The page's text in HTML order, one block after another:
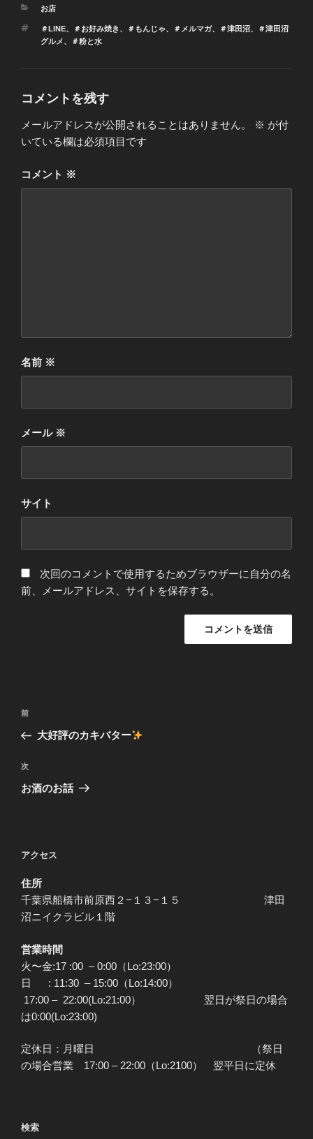
カ
ゴ
リ
お店
タ
グ
＃LINE、 ＃お好み焼き 、 ＃もんじゃ、 ＃メルマガ、 ＃津田沼、
＃津田沼
グルメ、 ＃粉と水
コメントを残す
メールアドレスが公開されることはありません。 ※ が付
いている欄は必須項目です
コメント ※
名前 ※
メール ※
サイト
次回のコメントで使用するためブラウザーに自分の名
前、メールアドレス、サイトを保存する。
投
ナ
ビ
ゲ
ン
前
の
稿
前
大好評のカキバター
次
の
次
お酒のお話
アクセス
住所
千葉県船橋市前原西２−１３−１５ 津田
沼ニイクラビル１階
営業時間
火〜金:17 :00 – 0:00（Lo:23:00）
日 : 11:30 – 15:00（Lo:14:00）
17:00 – 22:00(Lo:21:00） 翌日が祭日の場合
は0:00(Lo:23:00)
定休日：月曜日 （祭日
の場合営業 17:00 – 22:00（Lo:2100） 翌平日に定休
検索